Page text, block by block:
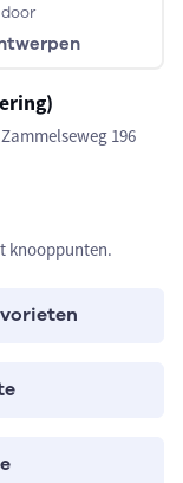
196
knooppunten.